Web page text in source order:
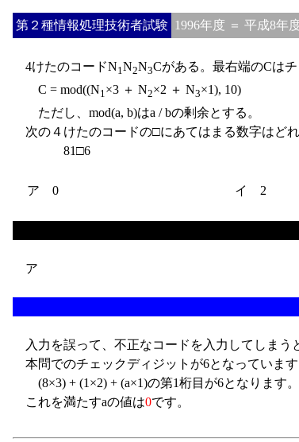
第２種情報処理技術者試験 1996年度 ＝ 平成8年
4けたのコードN1N2N3Cがある。最右端のCは
C = mod((N1×3 ＋ N2×2 ＋ N3×1), 10)
ただし、mod(a, b)はa / bの剰余とする。
次の４けたのコードの□にあてはまる数字はどれ
81□6
ア 0 イ 2
ア
入力を誤って、不正なコードを入力してしまう
本問でのチェックディジットが6となっていま
(8×3) + (1×2) + (a×1)の第1桁目が6となります。
これを満たすaの値は0です。